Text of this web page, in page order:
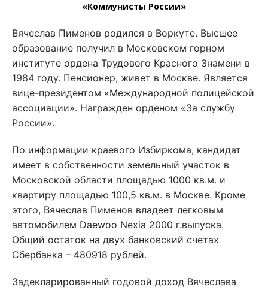
«Коммунисты России»
Вячеслав Пименов родился в Воркуте. Высшее
образование получил в Московском горном
институте ордена Трудового Красного Знамени в
1984 году. Пенсионер, живет в Москве. Является
вице-президентом «Международной полицейской
ассоциации». Награжден орденом «За службу
России».
По информации краевого Избиркома, кандидат
имеет в собственности земельный участок в
Московской области площадью 1000 кв.м. и
квартиру площадью 100,5 кв.м. в Москве. Кроме
этого, Вячеслав Пименов владеет легковым
автомобилем Daewoo Nexia 2000 г.выпуска.
Общий остаток на двух банковский счетах
Сбербанка – 480918 рублей.
Задекларированный годовой доход Вячеслава